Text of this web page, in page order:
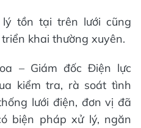
tồn tại trên lưới cũng
khai thường xuyên.
– Giám đốc Điện lực
kiểm tra, rà soát tình
lưới điện, đơn vị đã
biện pháp xử lý, ngăn